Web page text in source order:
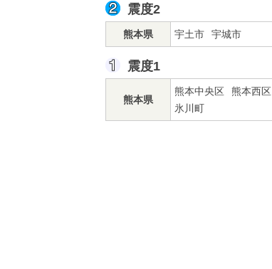
震度2
熊本県 宇土市 宇城市
震度1
熊本県
熊本中央区 熊本西区
氷川町